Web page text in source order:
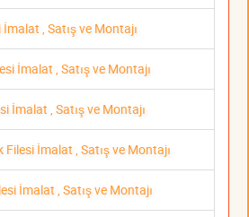
, Satış ve Montajı
İmalat , Satış ve Montajı
İmalat , Satış ve Montajı
İmalat , Satış ve Montajı
İmalat , Satış ve Montajı